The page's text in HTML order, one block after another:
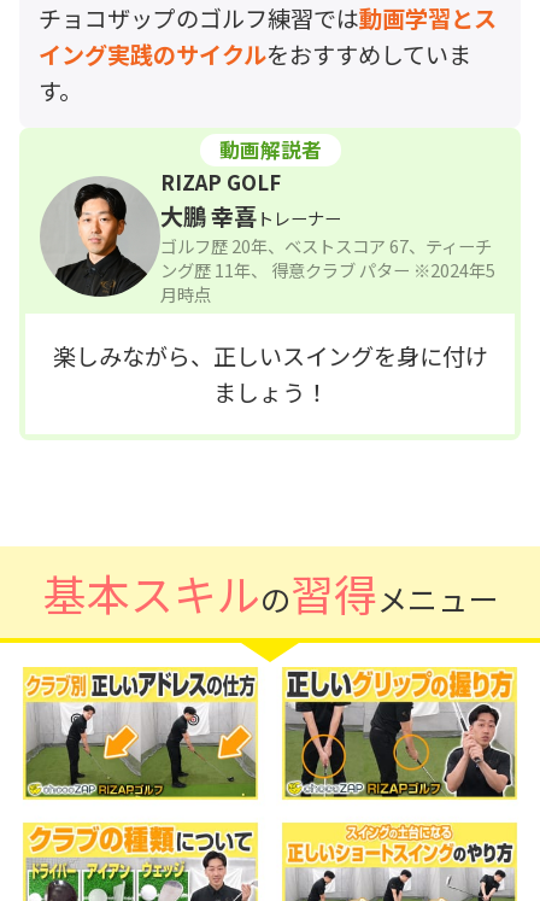
チョコザップのゴルフ練習では動画学習とス
イング実践のサイクルをおすすめしていま
す。
動画解説者
RIZAP GOLF
大鵬 幸喜トレーナー
ゴルフ歴 20年、ベストスコア 67、ティーチ
ング歴 11年、
得意クラブ パター ※2024年5
月時点
楽しみながら、正しいスイングを身に付け
ましょう！
基本スキルの習得メニュー